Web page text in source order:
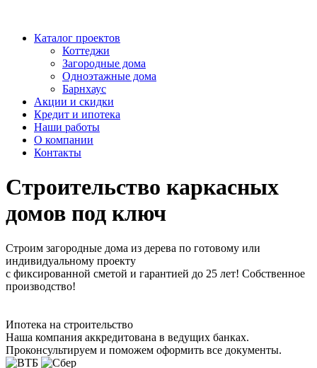
Каталог проектов
Коттеджи
Загородные дома
Одноэтажные дома
Барнхаус
Акции и скидки
Кредит и ипотека
Наши работы
О компании
Контакты
Строительство каркасных
домов под ключ
Строим загородные дома из дерева по готовому или
индивидуальному проекту
с фиксированной сметой и гарантией до 25 лет! Собственное
производство!
Ипотека на строительство
Наша компания аккредитована в ведущих банках.
Проконсультируем и поможем оформить все документы.